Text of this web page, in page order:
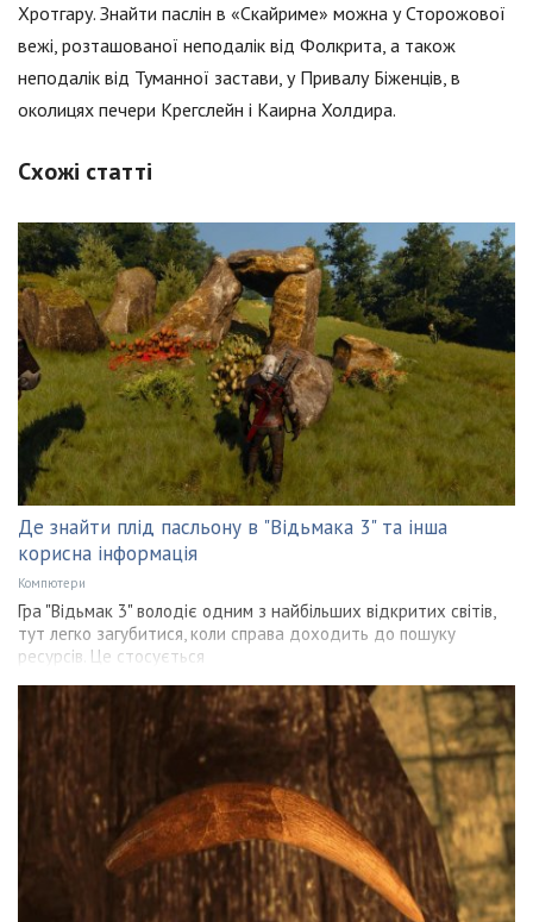
Хротгару. Знайти паслін в «Скайриме» можна у Сторожової
вежі, розташованої неподалік від Фолкрита, а також
неподалік від Туманної застави, у Привалу Біженців, в
околицях печери Крегслейн і Каирна Холдира.
Схожі статті
Де знайти плід пасльону в "Відьмака 3" та інша
корисна інформація
Компютери
Гра "Відьмак 3" володіє одним з найбільших відкритих світів,
тут легко загубитися, коли справа доходить до пошуку
ресурсів. Це стосується